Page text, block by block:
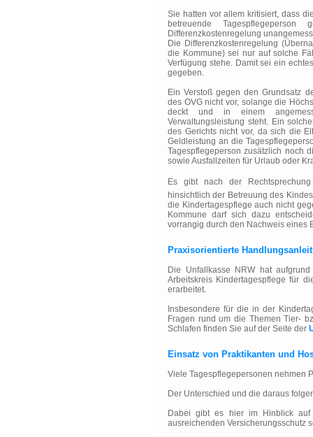
Sie hatten vor allem kritisiert, dass
betreuende
Differenzkostenregelung
Die Differenzkostenregelung
die Kommune) sei nur auf solche
Verfügung stehe. Damit sei ein
gegeben.
Ein Verstoß gegen den Grundsatz
des OVG nicht vor, solange die
deckt und in einem
Verwaltungsleistung steht. Ein
des Gerichts nicht vor, da sich die
Geldleistung an die
Tagespflegeperson zusätzlich noch
sowie Ausfallzeiten für Urlaub oder
Es gibt nach der Rechtsprechung
hinsichtlich der Betreuung des
die Kindertagespflege auch nicht
Kommune darf sich dazu
vorrangig durch den Nachweis eines
Praxisorientierte
Die Unfallkasse NRW hat
Arbeitskreis Kindertagespflege für
erarbeitet.
Insbesondere für die in der
Fragen rund um die Themen Tier-
Schlafen finden Sie auf der Seite der
Einsatz von Praktikanten und
Viele Tagespflegepersonen nehmen
Der Unterschied und die daraus
Dabei gibt es hier im Hinblick
ausreichenden Versicherungsschutz